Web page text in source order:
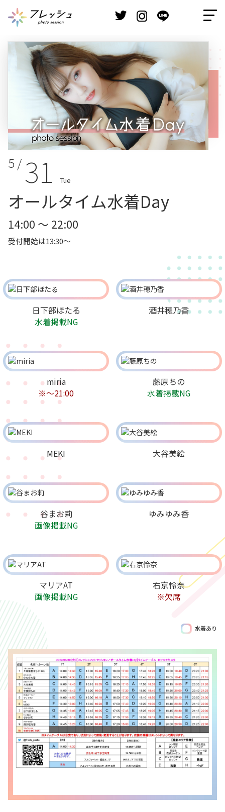
5 / 31 Tue
オールタイム水着Day
14:00 ～ 22:00
受付開始は13:30～
日下部ほたる
水着掲載NG
酒井穂乃香
miria
※～21:00
藤原ちの
水着掲載NG
MEKI 大谷美絵
谷まお莉
画像掲載NG
ゆみゆみ香
マリアAT
画像掲載NG
右京怜奈
※欠席
水着あり